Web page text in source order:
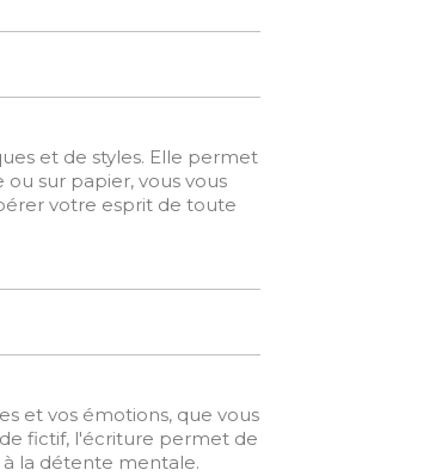
et de styles. Elle permet
sur papier, vous vous
votre esprit de toute
et vos émotions, que vous
fictif, l'écriture permet de
la détente mentale.